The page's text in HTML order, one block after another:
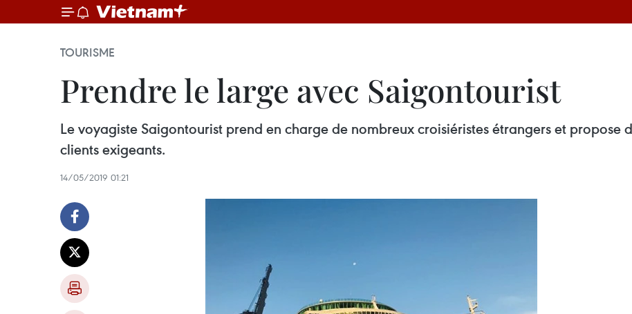
TOURISME
Prendre le large avec Saigontourist
Le voyagiste Saigontourist prend en charge de nombreux croisiéristes étrangers et propose
clients exigeants.
14/05/2019 01:21